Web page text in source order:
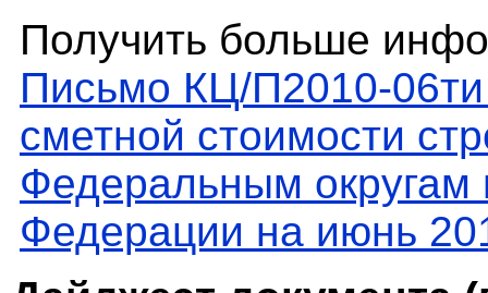
Получить больше
Письмо КЦ/П2010-
сметной стоимости
Федеральным округам
Федерации на июнь